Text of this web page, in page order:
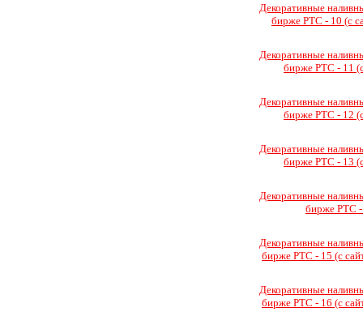
Декоративные
бирже РТС - 10 (с
Декоративные
бирже РТС - 11
Декоративные
бирже РТС - 12
Декоративные
бирже РТС - 13
Декоративные
бирже РТС -
Декоративные
бирже РТС - 15 (с
Декоративные
бирже РТС - 16 (с